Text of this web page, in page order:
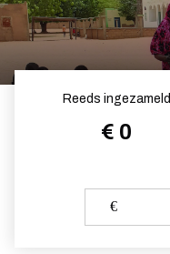
Reeds ingezameld
€ 0
€